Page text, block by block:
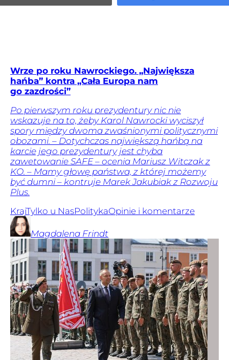
Wrze po roku Nawrockiego. „Największa
hańba” kontra „Cała Europa nam
go zazdrości”
Po pierwszym roku prezydentury nic nie
wskazuje na to, żeby Karol Nawrocki wyciszył
spory między dwoma zwaśnionymi politycznymi
obozami. – Dotychczas największą hańbą na
karcie jego prezydentury jest chyba
zawetowanie SAFE – ocenia Mariusz Witczak z
KO. – Mamy głowę państwa, z której możemy
być dumni – kontruje Marek Jakubiak z Rozwoju
Plus.
KrajTylko u NasPolitykaOpinie i komentarze
Magdalena Frindt